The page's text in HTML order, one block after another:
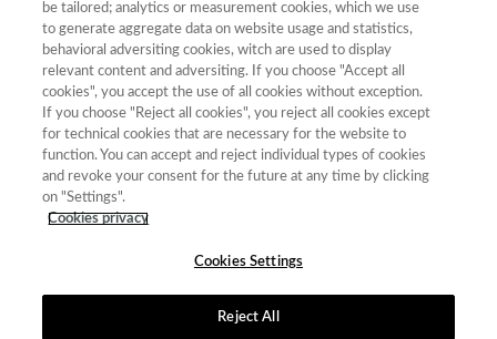
Revista Tradumàtica:
Tecnologies de la
Traducció
1578-
7559
FECYT-
662/2025
8ª Edición
(2023)
« primera 1 2 3 4 6
9 … siguiente › última »
be tailored; analytics or measurement cookies, which we use
to generate aggregate data on website usage and statistics,
behavioral adversiting cookies, witch are used to display
relevant content and adversiting. If you choose "Accept all
cookies", you accept the use of all cookies without exception.
If you choose "Reject all cookies", you reject all cookies except
for technical cookies that are necessary for the website to
function. You can accept and reject individual types of cookies
and revoke your consent for the future at any time by clicking
on "Settings".
Cookies privacy
Cookies Settings
Reject All